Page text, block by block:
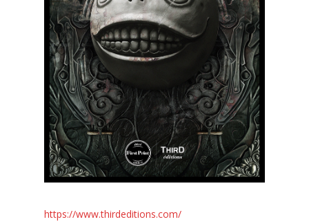
https://www.thirdeditions.com/